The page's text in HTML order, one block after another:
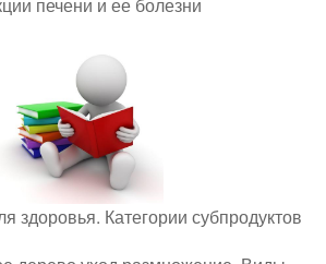
здоровья. Категории субпродуктов